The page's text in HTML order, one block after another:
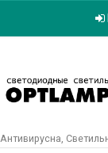
Антивирусна